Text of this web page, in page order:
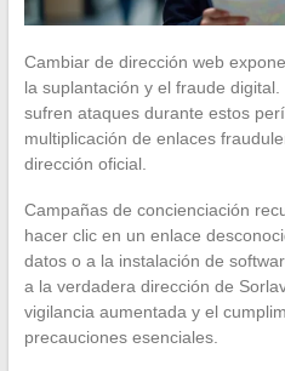
Cambiar de dirección web
la suplantación y el fraude
sufren ataques durante estos
multiplicación de enlaces
dirección oficial.
Campañas de concienciación
hacer clic en un enlace
datos o a la instalación de
a la verdadera dirección de
vigilancia aumentada y el
precauciones esenciales.